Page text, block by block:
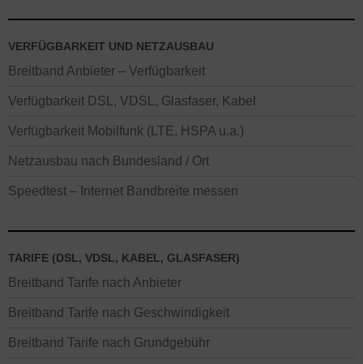
VERFÜGBARKEIT UND NETZAUSBAU
Breitband Anbieter – Verfügbarkeit
Verfügbarkeit DSL, VDSL, Glasfaser, Kabel
Verfügbarkeit Mobilfunk (LTE, HSPA u.a.)
Netzausbau nach Bundesland / Ort
Speedtest – Internet Bandbreite messen
TARIFE (DSL, VDSL, KABEL, GLASFASER)
Breitband Tarife nach Anbieter
Breitband Tarife nach Geschwindigkeit
Breitband Tarife nach Grundgebühr